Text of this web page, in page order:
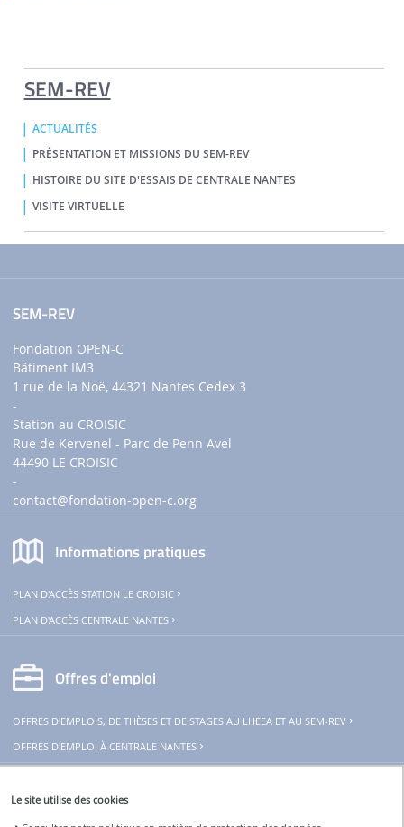
Le site utilise des cookies
SEM-REV
ACTUALITÉS
PRÉSENTATION ET MISSIONS DU SEM-REV
HISTOIRE DU SITE D'ESSAIS DE CENTRALE NANTES
VISITE VIRTUELLE
SEM-REV
Fondation OPEN-C
Bâtiment IM3
1 rue de la Noë, 44321 Nantes Cedex 3
-
Station au CROISIC
Rue de Kervenel - Parc de Penn Avel
44490 LE CROISIC
-
contact@fondation-open-c.org
Informations pratiques
PLAN D'ACCÈS STATION LE CROISIC
PLAN D'ACCÈS CENTRALE NANTES
Offres d'emploi
OFFRES D'EMPLOIS, DE THÈSES ET DE STAGES AU LHEEA ET AU SEM-REV
OFFRES D'EMPLOI À CENTRALE NANTES
THeoREM